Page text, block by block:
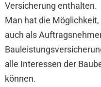
Versicherung enthalten.
Man hat die
auch als
alle Interessen der
können.